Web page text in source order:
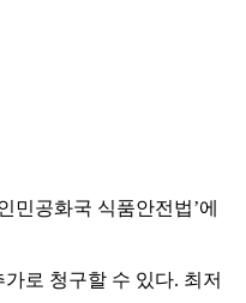
민공화국 식품안전법’에
로 청구할 수 있다. 최저